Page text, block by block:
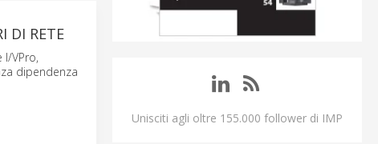
DI RETE
I/VPro,
dipendenza
Unisciti agli oltre 155.000 follower di IMP